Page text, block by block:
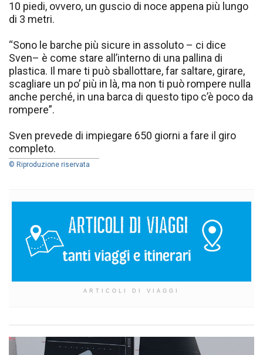
10 piedi, ovvero, un guscio di noce appena più lungo
di 3 metri.
“Sono le barche più sicure in assoluto – ci dice
Sven– è come stare all’interno di una pallina di
plastica. Il mare ti può sballottare, far saltare, girare,
scagliare un po’ più in là, ma non ti può rompere nulla
anche perché, in una barca di questo tipo c’è poco da
rompere”.
Sven prevede di impiegare 650 giorni a fare il giro
completo.
© Riproduzione riservata
ARTICOLI DI VIAGGI